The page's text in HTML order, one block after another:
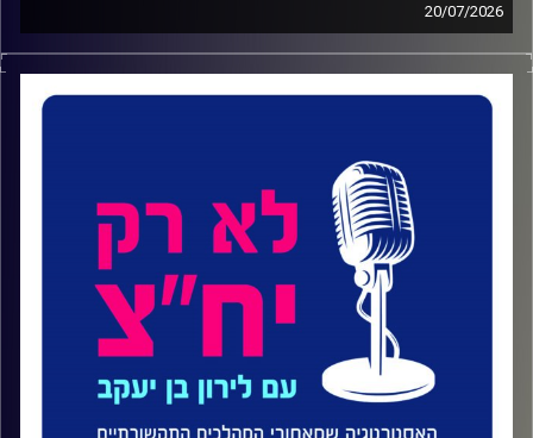
20/07/2026
מה צריך להבין לפני שמנסים לשווק לציבור החרדי?
ואיך נראית אסטרטגיה תקשורתית כשמדברים לקהילה עם
מאפיינים, ערכים וכללי משחק משלה?
בפרק 111 של #לארקיחצ יוסי דץ, סמנכ"ל הלקוחות במשרד
הפרסום בולטון פוטנציאל, בשיחה על עולם הפרסום והיח"צ
למגזר החרדי, על נקודות המפגש בין פרסום ליחסי ציבור, על
בניית מותגים לקהלים עם מאפיינים ייחודיים, ועל השינויים
שעוברת החברה החרדית בשנים האחרונות.
יוסי משתף בדרך המקצועית שלו, ומסביר איך ניגשים לבנות
אסטרטגיה שיווקית מותאמת לחברה החרדית, למותגים הגדולים
בישראל; החל משלב הבריף, דרך אפיון קהלי היעד, בחירת
המסרים והמדיה, ועד לכלים הייחודיים שבהם משתמשים